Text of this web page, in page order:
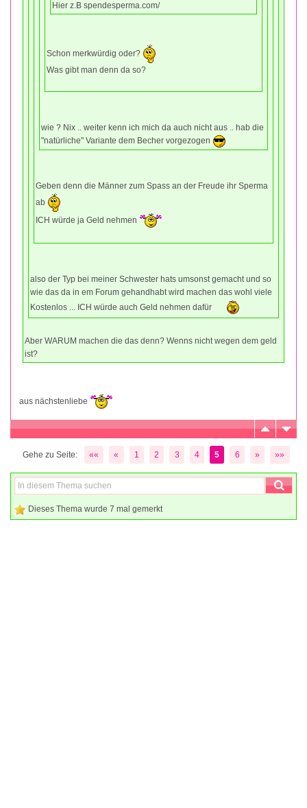
Hier z.B spendesperma.com/
Schon merkwürdig oder?
Was gibt man denn da so?
wie ? Nix .. weiter kenn ich mich da auch nicht aus .. hab die
"natürliche" Variante dem Becher vorgezogen
Geben denn die Männer zum Spass an der Freude ihr Sperma
ab
ICH würde ja Geld nehmen
also der Typ bei meiner Schwester hats umsonst gemacht und so
wie das da in em Forum gehandhabt wird machen das wohl viele
Kostenlos ... ICH würde auch Geld nehmen dafür
Aber WARUM machen die das denn? Wenns nicht wegen dem geld
ist?
aus nächstenliebe
Gehe zu Seite: «« « 1 2 3 4 5 6 » »»
Dieses Thema wurde 7 mal gemerkt